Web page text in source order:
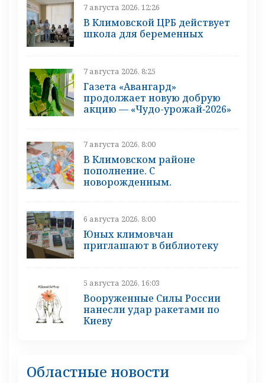
7 августа 2026, 12:26
В Климовской ЦРБ действует
школа для беременных
7 августа 2026, 8:25
Газета «Авангард»
продолжает новую добрую
акцию — «Чудо-урожай‑2026»
7 августа 2026, 8:00
В Климовском районе
пополнение. С
новорожденным.
6 августа 2026, 8:00
Юных климовчан
приглашают в библиотеку
5 августа 2026, 16:03
Вооруженные Силы России
нанесли удар ракетами по
Киеву
Областные новости